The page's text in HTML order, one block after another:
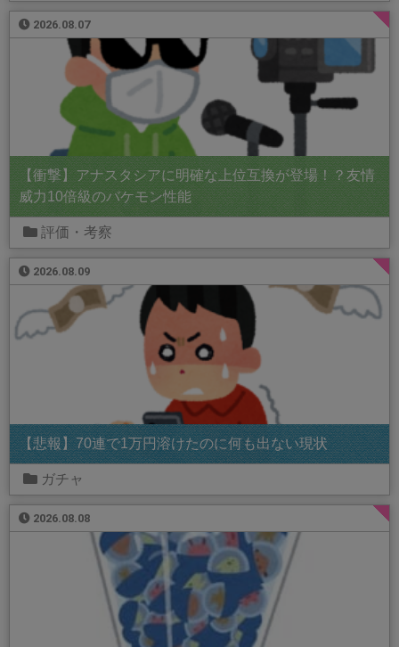
2026.08.07
【衝撃】アナスタシアに明確な上位互換が登場！？友情
威力10倍級のバケモン性能
評価・考察
2026.08.09
【悲報】70連で1万円溶けたのに何も出ない現状
ガチャ
2026.08.08